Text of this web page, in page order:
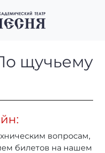
щучьему
щучьему
вопросам,
билетов на нашем